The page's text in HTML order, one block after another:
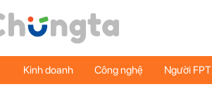
Kinh doanh Công nghệ Người FPT